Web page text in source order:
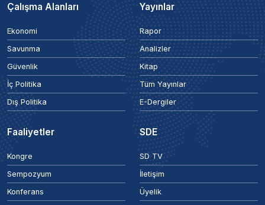
Çalışma Alanları
Ekonomi
Savunma
Güvenlik
İç Politika
Dış Politika
Yayınlar
Rapor
Analizler
Kitap
Tüm Yayınlar
E-Dergiler
Faaliyetler
Kongre
Sempozyum
Konferans
SDE
SD TV
İletişim
Üyelik